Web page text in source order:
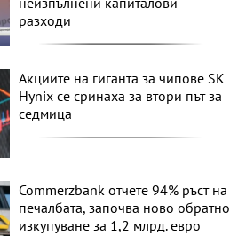
разходи
Акциите на гиганта за чипове SK
Hynix се сринаха за втори път за
седмица
Commerzbank отчете 94% ръст на
печалбата, започва ново обратно
изкупуване за 1,2 млрд. евро